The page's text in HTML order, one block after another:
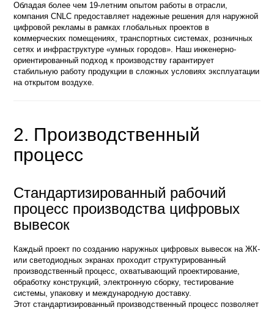
Обладая более чем 19-летним опытом работы в отрасли,
компания CNLC предоставляет надежные решения для наружной
цифровой рекламы в рамках глобальных проектов в
коммерческих помещениях, транспортных системах, розничных
сетях и инфраструктуре «умных городов». Наш инженерно-
ориентированный подход к производству гарантирует
стабильную работу продукции в сложных условиях эксплуатации
на открытом воздухе.
2. Производственный
процесс
Стандартизированный рабочий
процесс производства цифровых
вывесок
Каждый проект по созданию наружных цифровых вывесок на ЖК-
или светодиодных экранах проходит структурированный
производственный процесс, охватывающий проектирование,
обработку конструкций, электронную сборку, тестирование
системы, упаковку и международную доставку.
Этот стандартизированный производственный процесс позволяет